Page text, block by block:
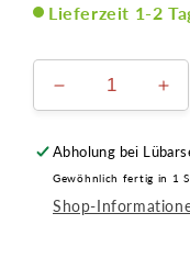
Lieferzeit 1-2
Verringere
die
Menge
für
Nadel
0,2mm
die
für
Abholung bei
Gewöhnlich fertig in 1
Shop-